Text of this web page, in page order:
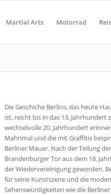
Martial Arts Motorrad
Die Geschiche Berlins, das heute
ist, reicht bis in das 13. Jahrhundert
wechselvolle 20. Jahrhundert
Mahnmal und die mit Graffitis
Berliner Mauer. Nach der Teilung
Brandenburger Tor aus dem 18.
der Wiedervereinigung geworden.
für seine Kunstszene und die
Sehenswürdigkeiten wie die